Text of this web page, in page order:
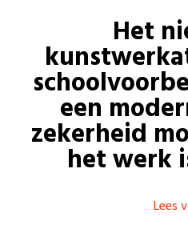
Gelijke
Kinderen
Mis
Doe
Het
een
zekerheid
het werk
Lees